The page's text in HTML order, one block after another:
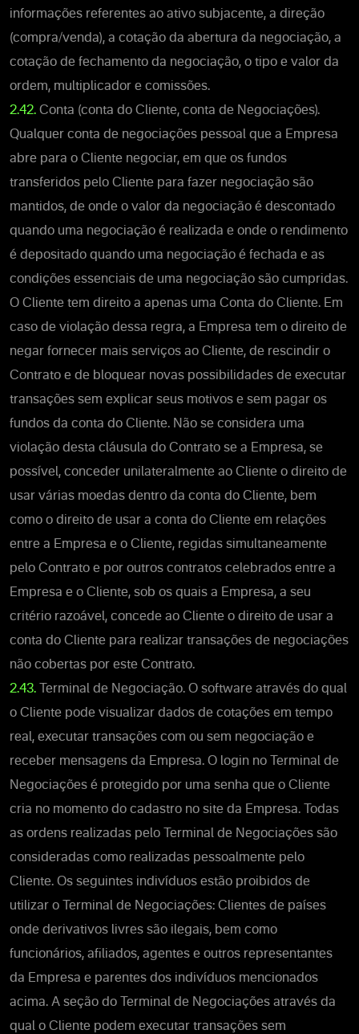
informações referentes ao ativo subjacente, a direção
(compra/venda), a cotação da abertura da negociação, a
cotação de fechamento da negociação, o tipo e valor da
ordem, multiplicador e comissões.
2.42. Conta (conta do Cliente, conta de Negociações).
Qualquer conta de negociações pessoal que a Empresa
abre para o Cliente negociar, em que os fundos
transferidos pelo Cliente para fazer negociação são
mantidos, de onde o valor da negociação é descontado
quando uma negociação é realizada e onde o rendimento
é depositado quando uma negociação é fechada e as
condições essenciais de uma negociação são cumpridas.
O Cliente tem direito a apenas uma Conta do Cliente. Em
caso de violação dessa regra, a Empresa tem o direito de
negar fornecer mais serviços ao Cliente, de rescindir o
Contrato e de bloquear novas possibilidades de executar
transações sem explicar seus motivos e sem pagar os
fundos da conta do Cliente. Não se considera uma
violação desta cláusula do Contrato se a Empresa, se
possível, conceder unilateralmente ao Cliente o direito de
usar várias moedas dentro da conta do Cliente, bem
como o direito de usar a conta do Cliente em relações
entre a Empresa e o Cliente, regidas simultaneamente
pelo Contrato e por outros contratos celebrados entre a
Empresa e o Cliente, sob os quais a Empresa, a seu
critério razoável, concede ao Cliente o direito de usar a
conta do Cliente para realizar transações de negociações
não cobertas por este Contrato.
2.43. Terminal de Negociação. O software através do qual
o Cliente pode visualizar dados de cotações em tempo
real, executar transações com ou sem negociação e
receber mensagens da Empresa. O login no Terminal de
Negociações é protegido por uma senha que o Cliente
cria no momento do cadastro no site da Empresa. Todas
as ordens realizadas pelo Terminal de Negociações são
consideradas como realizadas pessoalmente pelo
Cliente. Os seguintes indivíduos estão proibidos de
utilizar o Terminal de Negociações: Clientes de países
onde derivativos livres são ilegais, bem como
funcionários, afiliados, agentes e outros representantes
da Empresa e parentes dos indivíduos mencionados
acima. A seção do Terminal de Negociações através da
qual o Cliente podem executar transações sem